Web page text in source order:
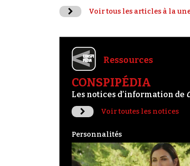
Voir tous les articles à la
Ressources
CONSPIPÉDIA
Les notices d’information de
Voir toutes les notices
Personnalités